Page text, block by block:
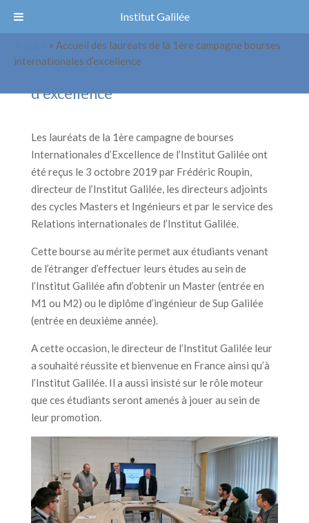
» Accueil des lauréats de la 1ère campagne bourses
internationales d’excellence
Accueil des lauréats de la 1ère
d’excellence
Les lauréats de la 1ère campagne de bourses
Internationales d’Excellence de l’Institut Galilée ont
été reçus le 3 octobre 2019 par Frédéric Roupin,
directeur de l’Institut Galilée, les directeurs adjoints
des cycles Masters et Ingénieurs et par le service des
Relations internationales de l’Institut Galilée.
Cette bourse au mérite permet aux étudiants venant
de l’étranger d’effectuer leurs études au sein de
l’Institut Galilée afin d’obtenir un Master (entrée en
M1 ou M2) ou le diplôme d’ingénieur de Sup Galilée
(entrée en deuxième année).
A cette occasion, le directeur de l’Institut Galilée leur
a souhaité réussite et bienvenue en France ainsi qu’à
l’Institut Galilée. Il a aussi insisté sur le rôle moteur
que ces étudiants seront amenés à jouer au sein de
leur promotion.
Institut Galilée